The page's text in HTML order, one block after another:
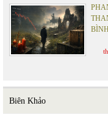
Biên Khảo